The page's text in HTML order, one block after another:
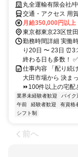
丸全運輸有限会社/
交通・アクセス 用
バイク通勤ＯＫ！
月給350,000円以上
東京都東京23区世
勤務時間詳細 実働
り20日 〜 23日
終わる日も多数！
仕事内容 「配り続
大田市場から 決ま
⏩100件以上の宅配
業界未経験者歓迎 バイク
午前
経験者歓迎 有資格
シフト制
前へ